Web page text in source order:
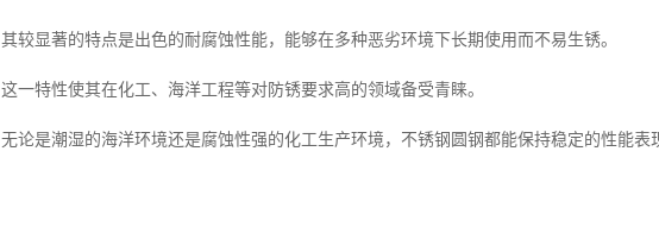
其较显著的特点是出色的耐腐蚀性能，能够在多种恶劣环境下长期使用而不易生锈。
这一特性使其在化工、海洋工程等对防锈要求高的领域备受青睐。
无论是潮湿的海洋环境还是腐蚀性强的化工生产环境，不锈钢圆钢都能保持稳定的性能表